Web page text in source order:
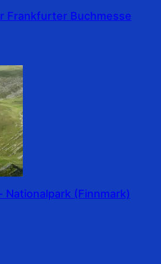
Frankfurter Buchmesse
Nationalpark (Finnmark)